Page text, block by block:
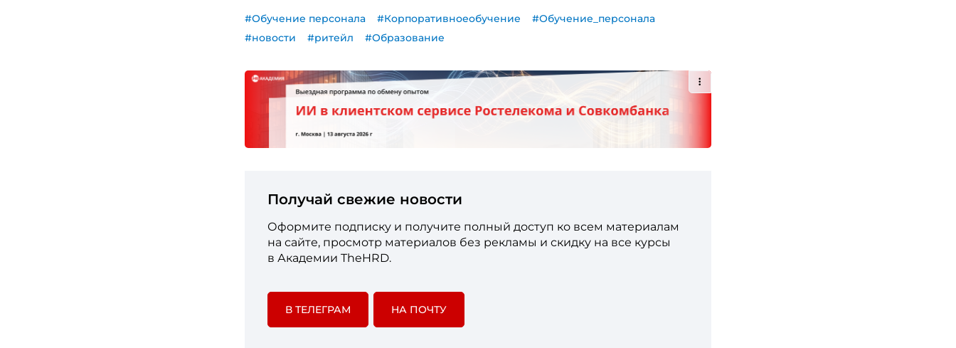
#Обучение персонала #Корпоративноеобучение
#Обучение_персонала
#новости
#ритейл #Образование
Получай свежие новости
Оформите подписку и получите полный доступ ко всем материалам
на сайте, просмотр материалов без рекламы и скидку на все курсы
в Академии TheHRD.
В ТЕЛЕГРАМ НА ПОЧТУ